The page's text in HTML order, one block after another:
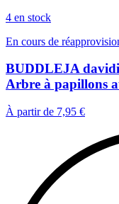
4 en stock
En cours de
BUDDLEJA
Arbre à papillons
À partir de 7,95 €